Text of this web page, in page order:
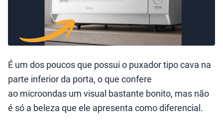
É um dos poucos que possui o puxador tipo cava na
parte inferior da porta, o que confere
ao microondas um visual bastante bonito, mas não
é só a beleza que ele apresenta como diferencial.